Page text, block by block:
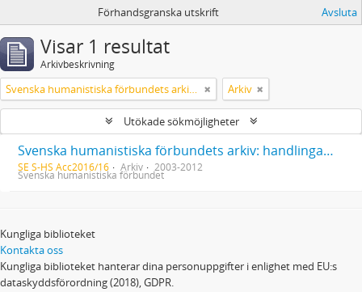
Förhandsgranska utskrift Avsluta
Visar 1 resultat
Arkivbeskrivning
Svenska humanistiska förbundets arkiv: handlingar 2003-2012 Arkiv
Utökade sökmöjligheter
Svenska humanistiska förbundets arkiv: handlingar 2003-2012
SE S-HS Acc2016/16 Arkiv 2003-2012
Svenska humanistiska förbundet
Kungliga biblioteket
Kontakta oss
Kungliga biblioteket hanterar dina personuppgifter i enlighet med EU:s
dataskyddsförordning (2018), GDPR.